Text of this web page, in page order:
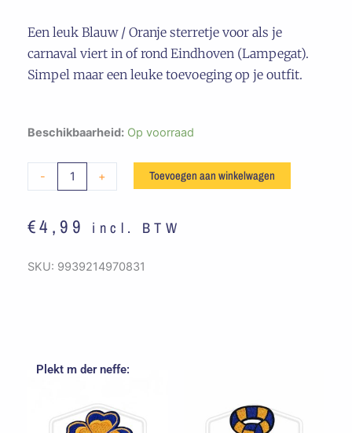
Een leuk Blauw / Oranje sterretje voor als je
carnaval viert in of rond Eindhoven (Lampegat).
Simpel maar een leuke toevoeging op je outfit.
Beschikbaarheid: Op voorraad
-
Embleem
Oranje
aantal
+ Toevoegen aan winkelwagen
€4,99 incl. BTW
SKU: 9939214970831
Plekt m der neffe: